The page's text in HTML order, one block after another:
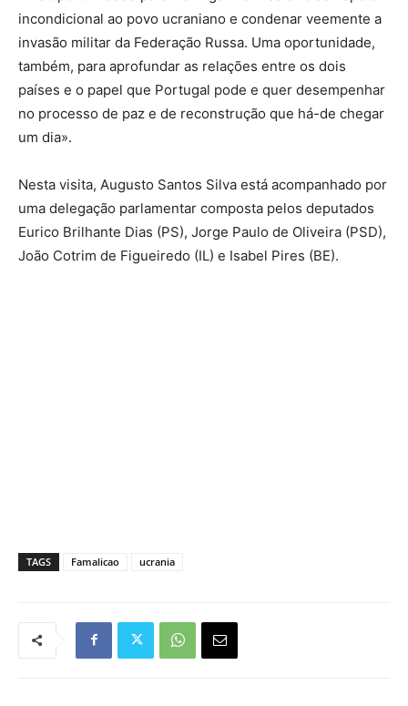
incondicional ao povo ucraniano e condenar veemente a
invasão militar da Federação Russa. Uma oportunidade,
também, para aprofundar as relações entre os dois
países e o papel que Portugal pode e quer desempenhar
no processo de paz e de reconstrução que há-de chegar
um dia».
Nesta visita, Augusto Santos Silva está acompanhado por
uma delegação parlamentar composta pelos deputados
Eurico Brilhante Dias (PS), Jorge Paulo de Oliveira (PSD),
João Cotrim de Figueiredo (IL) e Isabel Pires (BE).
TAGS Famalicao ucrania